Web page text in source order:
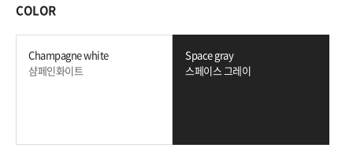
COLOR
Champagne white
샴페인화이트
Space gray
스페이스 그레이